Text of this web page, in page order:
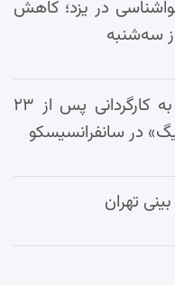
در یزد؛ کاهش
سه‌شنبه
بازگشت دنی دویتو به کارگردانی پس از ۲۳
در سانفرانسیسکو
تهران